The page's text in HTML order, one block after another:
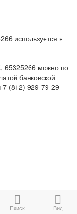
используется в
65325266 можно по
банковской
(812) 929-79-29
Поиск Вид